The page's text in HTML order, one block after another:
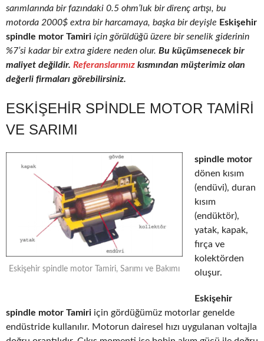
sarımlarında bir fazındaki 0.5 ohm’luk bir direnç artışı, bu
motorda 2000$ extra bir harcamaya, başka bir deyişle Eskişehir
spindle motor Tamiri için görüldüğü üzere bir senelik giderinin
%7’si kadar bir extra gidere neden olur. Bu küçümsenecek bir
maliyet değildir. Referanslarımız kısmından müşterimiz olan
değerli firmaları görebilirsiniz.
ESKIŞEHIR SPINDLE MOTOR TAMIRI
VE SARIMI
Eskişehir spindle motor Tamiri, Sarımı ve Bakımı
spindle motor
dönen kısım
(endüvi), duran
kısım
(endüktör),
yatak, kapak,
fırça ve
kolektörden
oluşur.
Eskişehir
spindle motor Tamiri için gördüğümüz motorlar genelde
endüstride kullanılır. Motorun dairesel hızı uygulanan voltajla